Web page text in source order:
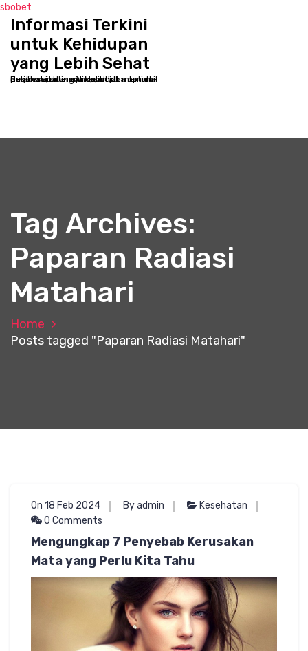
sbobet
Informasi Terkini
untuk Kehidupan
yang Lebih Sehat
Selamat datang di kppbcjakarta.net - Destinasi online Anda untuk memulai perjalanan menuju kesehatan optimal dan kesejahteraan holistik
Tag Archives:
Paparan Radiasi
Matahari
Home
Posts tagged "Paparan Radiasi Matahari"
On 18 Feb 2024 By admin
Kesehatan
0 Comments
Mengungkap 7 Penyebab Kerusakan
Mata yang Perlu Kita Tahu